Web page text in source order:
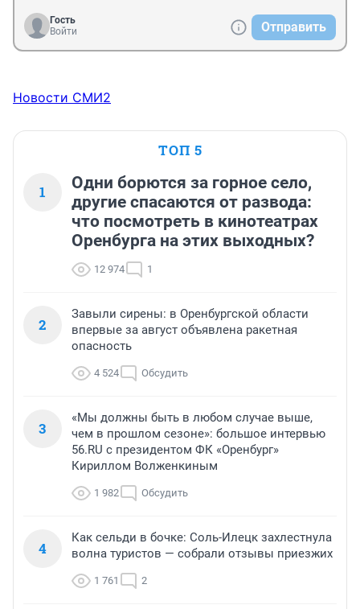
Гость
Войти
Отправить
Новости СМИ2
ТОП 5
1
Одни борются за горное село,
другие спасаются от развода:
что посмотреть в кинотеатрах
Оренбурга на этих выходных?
12 974 1
2
Завыли сирены: в Оренбургской области
впервые за август объявлена ракетная
опасность
4 524 Обсудить
3
«Мы должны быть в любом случае выше,
чем в прошлом сезоне»: большое интервью
56.RU с президентом ФК «Оренбург»
Кириллом Волженкиным
1 982 Обсудить
4
Как сельди в бочке: Соль-Илецк захлестнула
волна туристов — собрали отзывы приезжих
1 761 2